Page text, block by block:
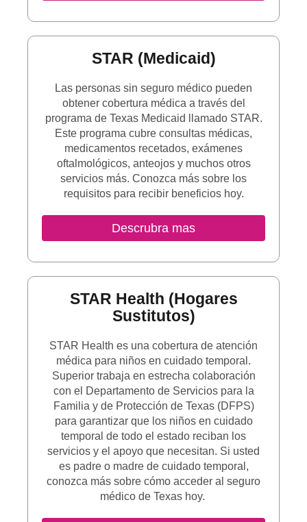
STAR (Medicaid)
Las personas sin seguro médico pueden
obtener cobertura médica a través del
programa de Texas Medicaid llamado STAR.
Este programa cubre consultas médicas,
medicamentos recetados, exámenes
oftalmológicos, anteojos y muchos otros
servicios más. Conozca más sobre los
requisitos para recibir beneficios hoy.
Descrubra masSitio Externo
STAR Health (hogares
Sustitutos)
STAR Health es una cobertura de atención
médica para niños en cuidado temporal.
Superior trabaja en estrecha colaboración
con el Departamento de Servicios para la
Familia y de Protección de Texas (DFPS)
para garantizar que los niños en cuidado
temporal de todo el estado reciban los
servicios y el apoyo que necesitan. Si usted
es padre o madre de cuidado temporal,
conozca más sobre cómo acceder al seguro
médico de Texas hoy.